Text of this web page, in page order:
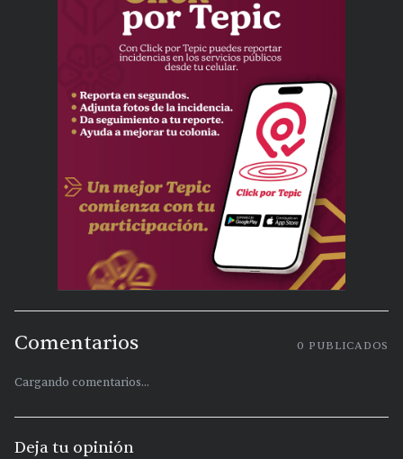
Comentarios 0 PUBLICADOS
Cargando comentarios...
Deja tu opinión